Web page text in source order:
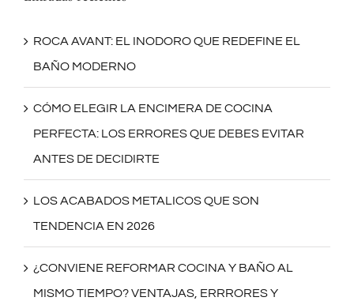
ROCA AVANT: EL INODORO QUE REDEFINE EL
BAÑO MODERNO
CÓMO ELEGIR LA ENCIMERA DE COCINA
PERFECTA: LOS ERRORES QUE DEBES EVITAR
ANTES DE DECIDIRTE
LOS ACABADOS METALICOS QUE SON
TENDENCIA EN 2026
¿CONVIENE REFORMAR COCINA Y BAÑO AL
MISMO TIEMPO? VENTAJAS, ERRRORES Y